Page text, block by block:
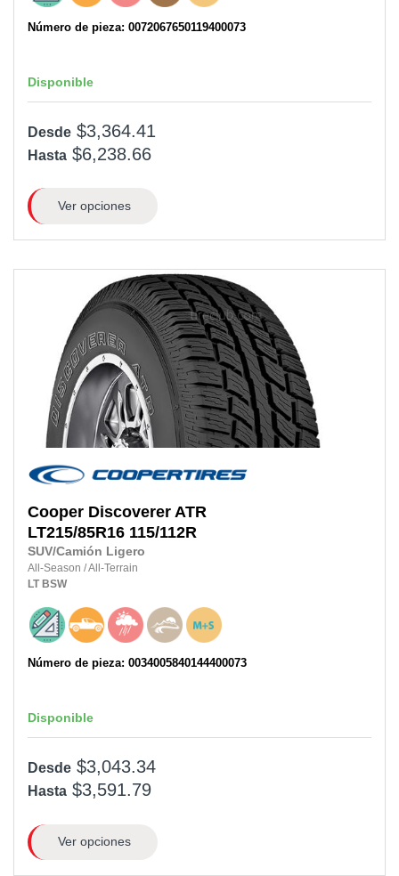
Número de pieza: 0072067650119400073
Disponible
Desde $3,364.41
Hasta $6,238.66
Ver opciones
Cooper Discoverer ATR
LT215/85R16 115/112R
SUV/Camión Ligero
All-Season /All-Terrain
LT BSW
Número de pieza: 0034005840144400073
Disponible
Desde $3,043.34
Hasta $3,591.79
Ver opciones